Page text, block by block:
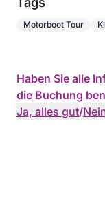
Motorboot Tour
Haben Sie alle
die Buchung
Ja, alles gut/